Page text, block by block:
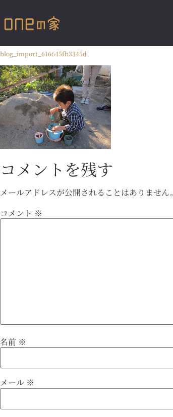
blog_import_616645fb3345d
コメントを残す
メールアドレスが公開されることはありません。
コメント ※
名前 ※
メール ※